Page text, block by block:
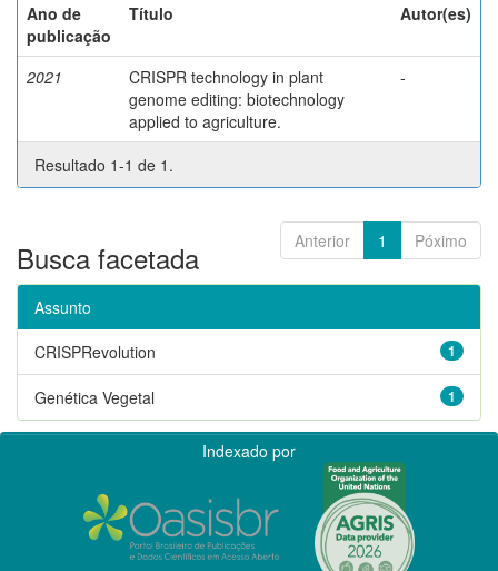
Ano de
publicação
Título Autor(es)
2021
CRISPR technology in plant
genome editing: biotechnology
applied to agriculture.
-
Resultado 1-1 de 1.
Anterior 1 Póximo
Busca facetada
Assunto
1
CRISPRevolution
1
Genética Vegetal
Indexado por